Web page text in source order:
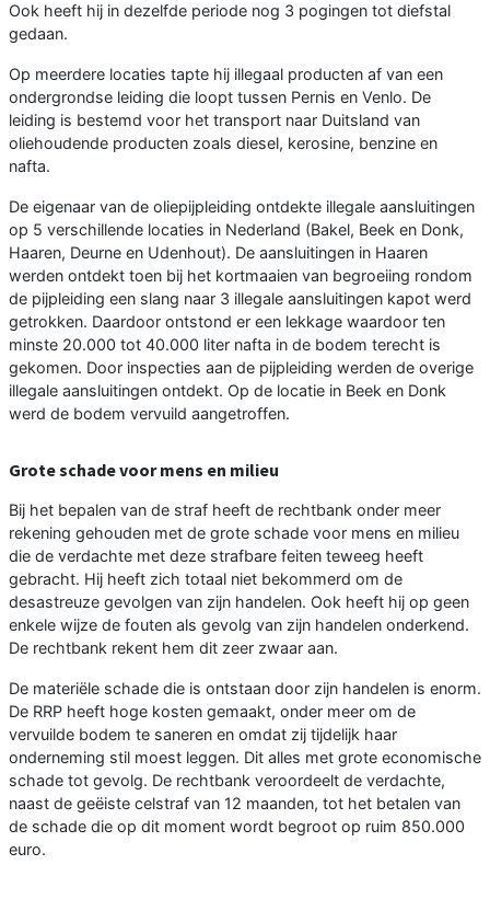
Ook heeft hij in dezelfde periode nog 3 pogingen tot diefstal
gedaan.
Op meerdere locaties tapte hij illegaal producten af van een
ondergrondse leiding die loopt tussen Pernis en Venlo. De
leiding is bestemd voor het transport naar Duitsland van
oliehoudende producten zoals diesel, kerosine, benzine en
nafta.
De eigenaar van de oliepijpleiding ontdekte illegale aansluitingen
op 5 verschillende locaties in Nederland (Bakel, Beek en Donk,
Haaren, Deurne en Udenhout). De aansluitingen in Haaren
werden ontdekt toen bij het kortmaaien van begroeiing rondom
de pijpleiding een slang naar 3 illegale aansluitingen kapot werd
getrokken. Daardoor ontstond er een lekkage waardoor ten
minste 20.000 tot 40.000 liter nafta in de bodem terecht is
gekomen. Door inspecties aan de pijpleiding werden de overige
illegale aansluitingen ontdekt. Op de locatie in Beek en Donk
werd de bodem vervuild aangetroffen.
Grote schade voor mens en milieu
Bij het bepalen van de straf heeft de rechtbank onder meer
rekening gehouden met de grote schade voor mens en milieu
die de verdachte met deze strafbare feiten teweeg heeft
gebracht. Hij heeft zich totaal niet bekommerd om de
desastreuze gevolgen van zijn handelen. Ook heeft hij op geen
enkele wijze de fouten als gevolg van zijn handelen onderkend.
De rechtbank rekent hem dit zeer zwaar aan.
De materiële schade die is ontstaan door zijn handelen is enorm.
De RRP heeft hoge kosten gemaakt, onder meer om de
vervuilde bodem te saneren en omdat zij tijdelijk haar
onderneming stil moest leggen. Dit alles met grote economische
schade tot gevolg. De rechtbank veroordeelt de verdachte,
naast de geëiste celstraf van 12 maanden, tot het betalen van
de schade die op dit moment wordt begroot op ruim 850.000
euro.